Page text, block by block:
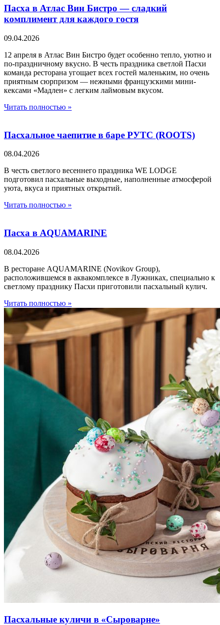
Пасха в Атлас Вин Бистро — сладкий
комплимент для каждого гостя
09.04.2026
12 апреля в Атлас Вин Бистро будет особенно тепло, уютно и
по-праздничному вкусно. В честь праздника светлой Пасхи
команда ресторана угощает всех гостей маленьким, но очень
приятным сюрпризом — нежными французскими мини-
кексами «Мадлен» с легким лаймовым вкусом.
Читать полностью »
Пасхальное чаепитие в баре РУТС (ROOTS)
08.04.2026
В честь светлого весеннего праздника WE LODGE
подготовил пасхальные выходные, наполненные атмосферой
уюта, вкуса и приятных открытий.
Читать полностью »
Пасха в AQUAMARINE
08.04.2026
В ресторане AQUAMARINE (Novikov Group),
расположившемся в аквакомплексе в Лужниках, специально к
светлому празднику Пасхи приготовили пасхальный кулич.
Читать полностью »
Пасхальные куличи в «Сыроварне»